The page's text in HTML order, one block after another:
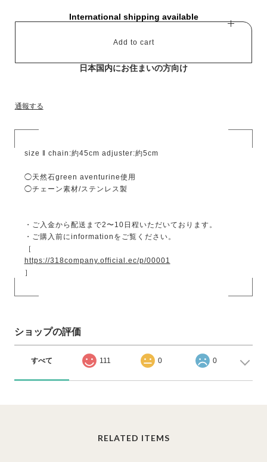
International shipping available
Add to cart
日本国内にお住まいの方向け
通報する
size ‖ chain:約45cm adjuster:約5cm
◯天然石green aventurine使用
◯チェーン素材/ステンレス製
・ご入金から配送まで2〜10日程いただいております。
・ご購入前にinformationをご覧ください。
［
https://318company.official.ec/p/00001
］
ショップの評価
すべて 111 0 0
RELATED ITEMS